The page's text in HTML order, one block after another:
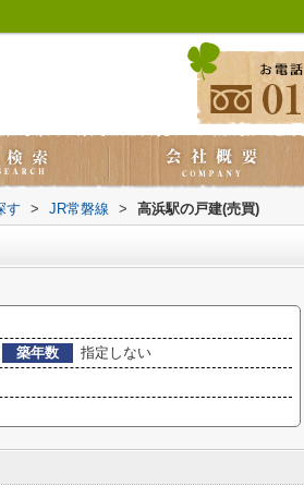
す > JR常磐線 > 高浜駅の戸建(売買)
築年数
指定しない